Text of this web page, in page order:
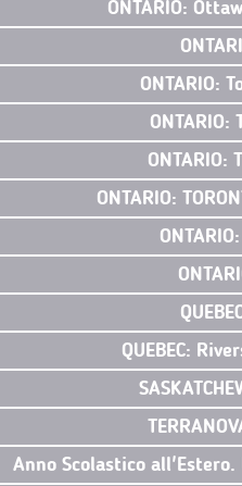
ONTARIO:
ONTARIO:
ONTARIO:
ONTARIO:
QUEBEC:
Anno Scolastico